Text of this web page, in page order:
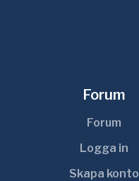
Forum
Forum
Logga in
Skapa konto